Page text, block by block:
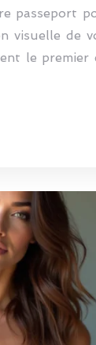
passeport
visuelle de
le premier